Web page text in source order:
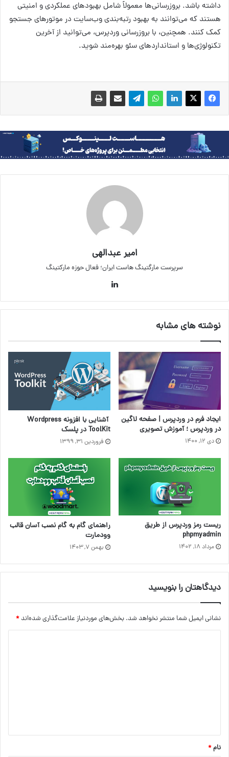
داشته باشد. بروز‌رسانی‌ها معمولاً شامل بهبودهای عملکردی و امنیتی
هستند که می‌توانند به بهبود رتبه‌بندی وب‌سایت در موتورهای جستجو
کمک کنند. همچنین، با بروز‌رسانی وردپرس، می‌توانید از آخرین
تکنولوژی‌ها و استانداردهای سئو بهره‌مند شوید.
امیر عبدالهی
سرپرست مارگتینگ هاست ایران؛ فعال حوزه مارکتینگ
نوشته های مشابه
ایجاد فرم در وردپرس | صفحه لاگین
در وردپرس ؛ آموزش تصویری
دی ۱۲, ۱۴۰۰
آشنایی با افزونه Wordpress
ToolKit در پلسک
فروردین ۳۱, ۱۳۹۹
ریست رمز وردپرس از طریق
phpmyadmin
مرداد ۱۸, ۱۴۰۲
راهنمای گام به گام نصب آسان قالب
وودمارت
بهمن ۷, ۱۴۰۳
دیدگاهتان را بنویسید
نشانی ایمیل شما منتشر نخواهد شد. بخش‌های موردنیاز علامت‌گذاری شده‌اند *
نام*